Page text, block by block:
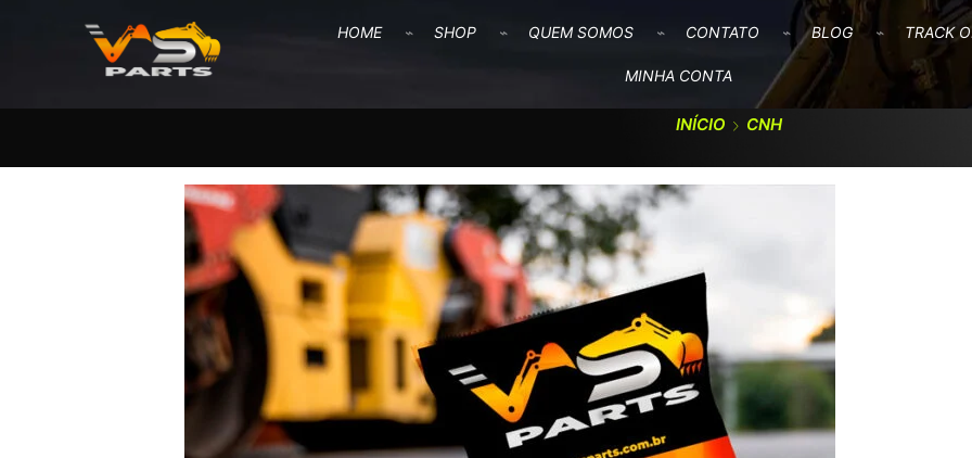
HOME SHOP QUEM SOMOS CONTATO BLOG TRACK
MINHA CONTA
INÍCIO CNH